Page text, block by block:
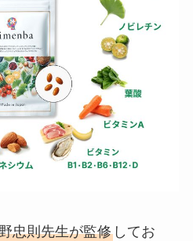
忠則先生が監修してお